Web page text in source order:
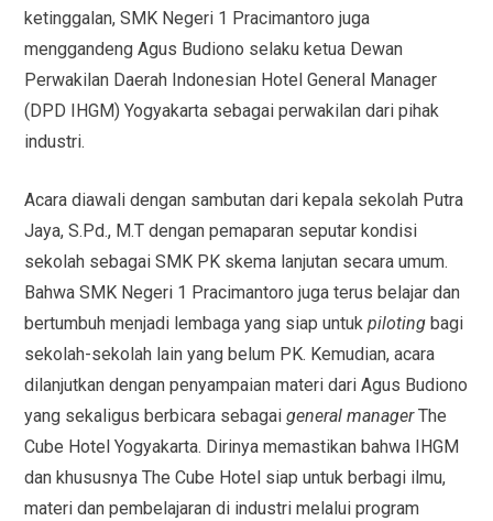
ketinggalan, SMK Negeri 1 Pracimantoro juga
menggandeng Agus Budiono selaku ketua Dewan
Perwakilan Daerah Indonesian Hotel General Manager
(DPD IHGM) Yogyakarta sebagai perwakilan dari pihak
industri.
Acara diawali dengan sambutan dari kepala sekolah Putra
Jaya, S.Pd., M.T dengan pemaparan seputar kondisi
sekolah sebagai SMK PK skema lanjutan secara umum.
Bahwa SMK Negeri 1 Pracimantoro juga terus belajar dan
bertumbuh menjadi lembaga yang siap untukpiloting bagi
sekolah-sekolah lain yang belum PK. Kemudian, acara
dilanjutkan dengan penyampaian materi dari Agus Budiono
yang sekaligus berbicara sebagaigeneral managerThe
Cube Hotel Yogyakarta. Dirinya memastikan bahwa IHGM
dan khususnya The Cube Hotel siap untuk berbagi ilmu,
materi dan pembelajaran di industri melalui program